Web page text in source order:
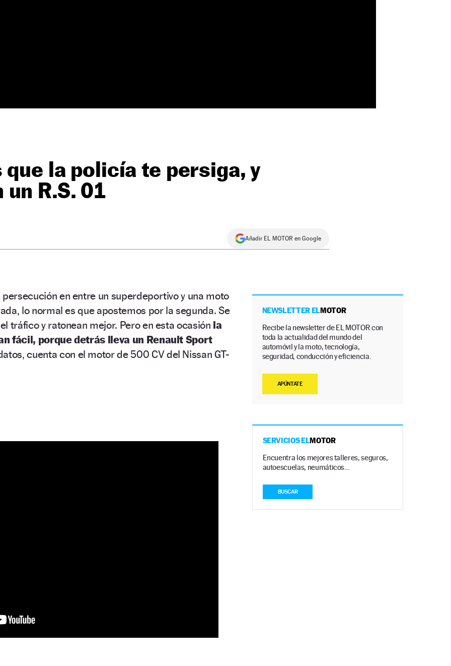
que la policía te persiga, y
R.S. 01
Añadir EL MOTOR en Google
en entre un superdeportivo y una moto
lo normal es que apostemos por la segunda. Se
tráfico y ratonean mejor. Pero en esta ocasión la
fácil, porque detrás lleva un Renault Sport
cuenta con el motor de 500 CV del Nissan GT-
NEWSLETTER ELMOTOR
Recibe la newsletter de EL MOTOR con
toda la actualidad del mundo del
automóvil y la moto, tecnología,
seguridad, conducción y eficiencia.
APÚNTATE
SERVICIOS ELMOTOR
Encuentra los mejores talleres, seguros,
autoescuelas, neumáticos…
BUSCAR